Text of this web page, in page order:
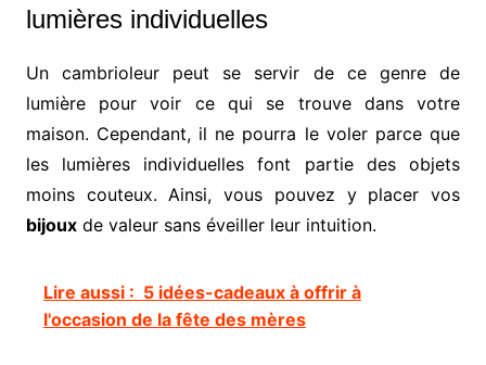
lumières individuelles
Un cambrioleur peut se servir de ce genre de
lumière pour voir ce qui se trouve dans votre
maison. Cependant, il ne pourra le voler parce que
les lumières individuelles font partie des objets
moins couteux. Ainsi, vous pouvez y placer vos
bijouxde valeur sans éveiller leur intuition.
Lire aussi : 5 idées-cadeaux à offrir à
l'occasion de la fête des mères